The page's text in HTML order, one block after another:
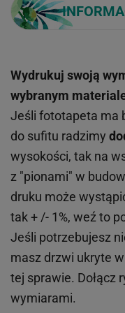
Wydrukuj swoją
wybranym
Jeśli fototapeta ma
do sufitu radzimy
wysokości, tak na
z "pionami" w
druku może
tak + /- 1%, weź to
Jeśli potrzebujesz
masz drzwi ukryte
tej sprawie. Dołącz
wymiarami.